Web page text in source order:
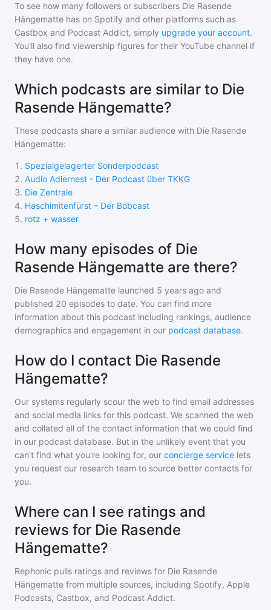
To see how many followers or subscribers Die Rasende
Hängematte has on Spotify and other platforms such as
Castbox and Podcast Addict, simply upgrade your account.
You'll also find viewership figures for their YouTube channel if
they have one.
Which podcasts are similar to Die
Rasende Hängematte?
These podcasts share a similar audience with Die Rasende
Hängematte:
1 . Spezialgelagerter Sonderpodcast
2. Audio Adlernest - Der Podcast über TKKG
3. Die Zentrale
4. Haschimitenfürst – Der Bobcast
5. rotz + wasser
How many episodes of Die
Rasende Hängematte are there?
Die Rasende Hängematte launched 5 years ago and
published 20 episodes to date. You can find more
information about this podcast including rankings, audience
demographics and engagement in our podcast database.
How do I contact Die Rasende
Hängematte?
Our systems regularly scour the web to find email addresses
and social media links for this podcast. We scanned the web
and collated all of the contact information that we could find
in our podcast database. But in the unlikely event that you
can't find what you're looking for, our concierge service lets
you request our research team to source better contacts for
you.
Where can I see ratings and
reviews for Die Rasende
Hängematte?
Rephonic pulls ratings and reviews for Die Rasende
Hängematte from multiple sources, including Spotify, Apple
Podcasts, Castbox, and Podcast Addict.